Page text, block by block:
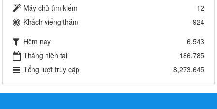
Máy chủ tìm kiếm
12
Khách viếng thăm
924
Hôm nay
6,543
Tháng hiện tại
186,785
Tổng lượt truy cập
8,273,645